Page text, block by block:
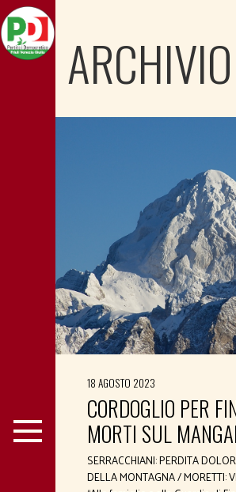
18 AGOSTO 2023
CORDOGLIO PER
MORTI SUL
SERRACCHIANI: PERDITA
DELLA MONTAGNA / MORETTI: